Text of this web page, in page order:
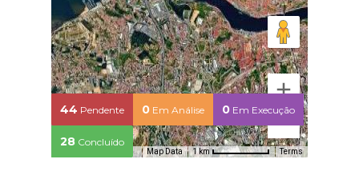
Map Data 1 km Terms
44 Pendente 0 Em Análise 0 Em Execução
28 Concluído